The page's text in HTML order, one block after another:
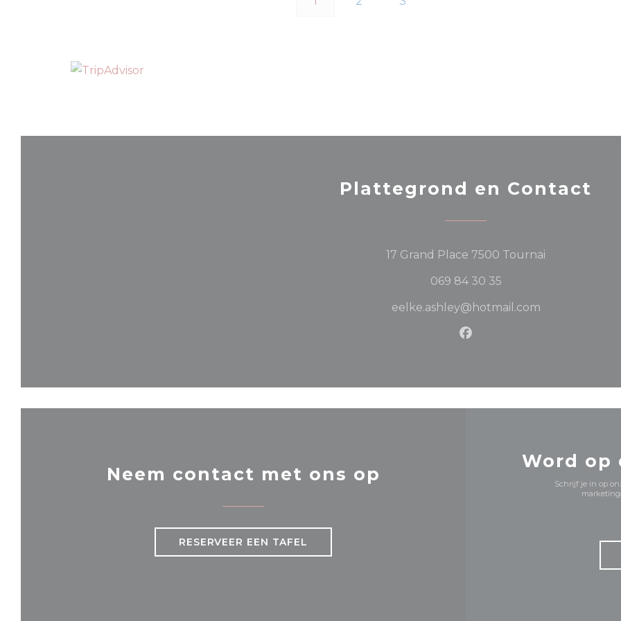
Plattegrond en Contact
17 Grand Place 7500 Tournai
069 84 30 35
eelke.ashley@hotmail.com
Facebook ((opent in een
Neem contact met ons op
RESERVEER EEN TAFEL
Word op
Schrijf je in op